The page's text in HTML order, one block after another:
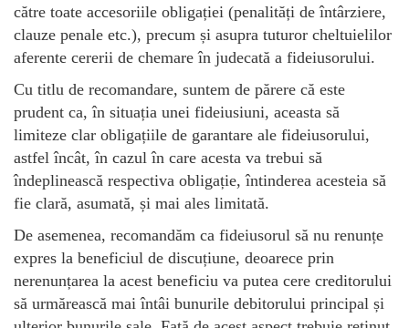
către toate accesoriile obligației (penalități de întârziere,
clauze penale etc.), precum și asupra tuturor cheltuielilor
aferente cererii de chemare în judecată a fideiusorului.
Cu titlu de recomandare, suntem de părere că este
prudent ca, în situația unei fideiusiuni, aceasta să
limiteze clar obligațiile de garantare ale fideiusorului,
astfel încât, în cazul în care acesta va trebui să
îndeplinească respectiva obligație, întinderea acesteia să
fie clară, asumată, și mai ales limitată.
De asemenea, recomandăm ca fideiusorul să nu renunțe
expres la beneficiul de discuțiune, deoarece prin
nerenunțarea la acest beneficiu va putea cere creditorului
să urmărească mai întâi bunurile debitorului principal și